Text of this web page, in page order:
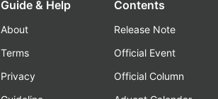
Guide & Help
About
Terms
Privacy
Contents
Release Note
Official Event
Official Column